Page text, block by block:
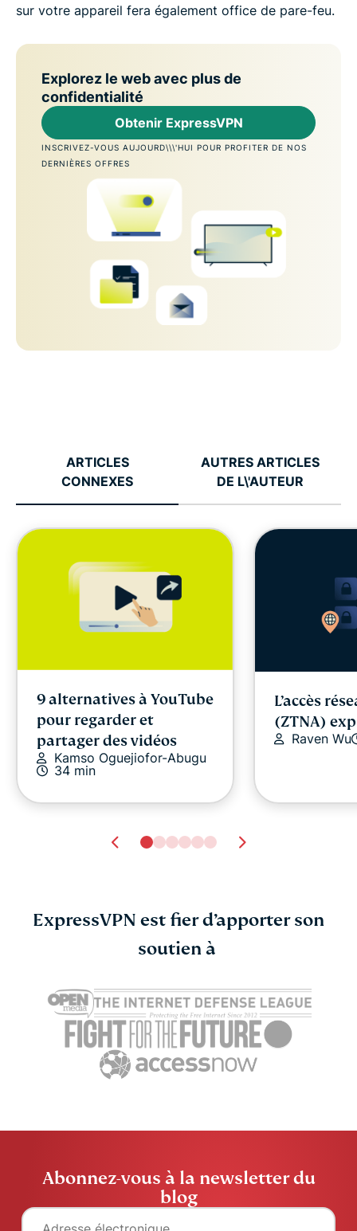
sur votre appareil fera également office de pare-feu.
Explorez le web avec plus de
confidentialité
Obtenir ExpressVPN
INSCRIVEZ-VOUS AUJOURD\\\'HUI POUR PROFITER DE NOS
DERNIÈRES OFFRES
ARTICLES
CONNEXES
AUTRES ARTICLES
DE L\'AUTEUR
9 alternatives à YouTube
pour regarder et
partager des vidéos
Kamso Oguejiofor-Abugu
34 min
L’accès
(ZTNA)
Raven Wu
ExpressVPN est fier d’apporter son
soutien à
Abonnez-vous à la newsletter du
blog